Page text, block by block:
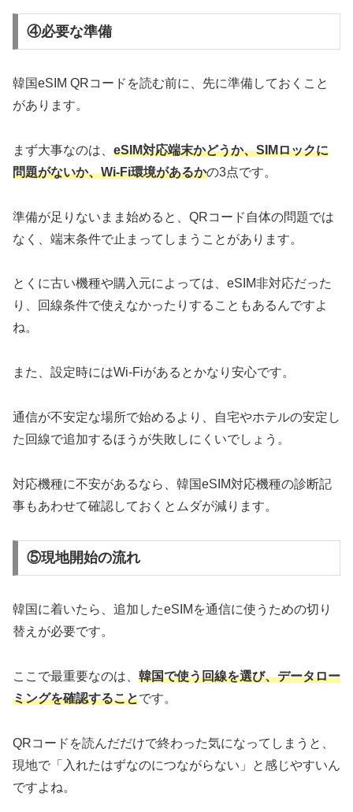
④必要な準備
韓国eSIM QRコードを読む前に、先に準備しておくこと
があります。
まず大事なのは、 eSIM対応端末かどうか、SIMロックに
問題がないか、Wi-Fi環境があるかの3点です。
準備が足りないまま始めると、QRコード自体の問題では
なく、端末条件で止まってしまうことがあります。
とくに古い機種や購入元によっては、eSIM非対応だった
り、回線条件で使えなかったりすることもあるんですよ
ね。
また、設定時にはWi-Fiがあるとかなり安心です。
通信が不安定な場所で始めるより、自宅やホテルの安定し
た回線で追加するほうが失敗しにくいでしょう。
対応機種に不安があるなら、韓国eSIM対応機種の診断記
事もあわせて確認しておくとムダが減ります。
⑤現地開始の流れ
韓国に着いたら、追加したeSIMを通信に使うための切り
替えが必要です。
ここで最重要なのは、 韓国で使う回線を選び、データロー
ミングを確認することです。
QRコードを読んだだけで終わった気になってしまうと、
現地で「入れたはずなのにつながらない」と感じやすいん
ですよね。